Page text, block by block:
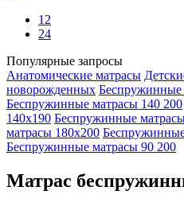
12
24
Популярные запросы
Анатомические матрасы
новорожденных Беспружинные
Беспружинные матрасы 140 200
140х190 Беспружинные
матрасы 180х200
Беспружинные матрасы 90 200
Матрас